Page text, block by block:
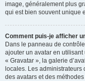
image, généralement plus
qui est bien souvent unique
Comment puis-je afficher
Dans le panneau de
ajouter un avatar en
« Gravatar », la galerie
locales. Les
des avatars et des